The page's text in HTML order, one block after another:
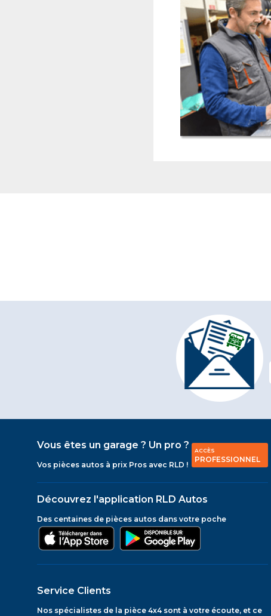
Vous êtes un garage ? Un pro ?
Vos pièces autos à prix Pros avec RLD !
ACCÈS
PROFESSIONNEL
Découvrez l'application RLD Autos
Des centaines de pièces autos dans votre poche
Service Clients
Nos spécialistes de la pièce 4x4 sont à votre écoute, et ce